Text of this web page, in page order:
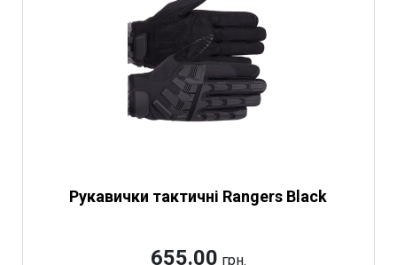
Рукавички тактичні Rangers Black
655.00 грн.